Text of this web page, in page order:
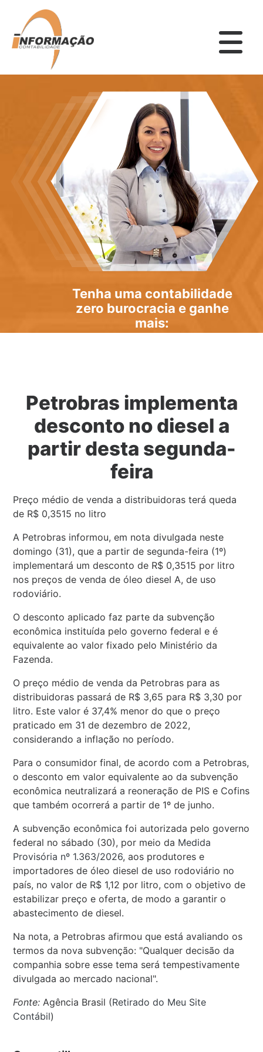
Tenha uma contabilidade
zero burocracia e ganhe
mais:
Petrobras implementa
desconto no diesel a
partir desta segunda-
feira
Preço médio de venda a distribuidoras terá queda
de R$ 0,3515 no litro
A Petrobras informou, em nota divulgada neste
domingo (31), que a partir de segunda-feira (1º)
implementará um desconto de R$ 0,3515 por litro
nos preços de venda de óleo diesel A, de uso
rodoviário.
O desconto aplicado faz parte da subvenção
econômica instituída pelo governo federal e é
equivalente ao valor fixado pelo Ministério da
Fazenda.
O preço médio de venda da Petrobras para as
distribuidoras passará de R$ 3,65 para R$ 3,30 por
litro. Este valor é 37,4% menor do que o preço
praticado em 31 de dezembro de 2022,
considerando a inflação no período.
Para o consumidor final, de acordo com a Petrobras,
o desconto em valor equivalente ao da subvenção
econômica neutralizará a reoneração de PIS e Cofins
que também ocorrerá a partir de 1º de junho.
A subvenção econômica foi autorizada pelo governo
federal no sábado (30), por meio da Medida
Provisória nº 1.363/2026, aos produtores e
importadores de óleo diesel de uso rodoviário no
país, no valor de R$ 1,12 por litro, com o objetivo de
estabilizar preço e oferta, de modo a garantir o
abastecimento de diesel.
Na nota, a Petrobras afirmou que está avaliando os
termos da nova subvenção: "Qualquer decisão da
companhia sobre esse tema será tempestivamente
divulgada ao mercado nacional".
Fonte: Agência Brasil (Retirado do Meu Site
Contábil)